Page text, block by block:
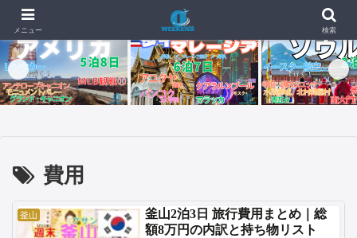
📰 新着記事
🇺🇸🇬🇺【4日目・最終日】イパオビーチでモンスターバーガー、チ
費用
釜山
釜山2泊3日 旅行費用まとめ｜総
額8万円の内訳と持ち物リスト
メニュー 検索